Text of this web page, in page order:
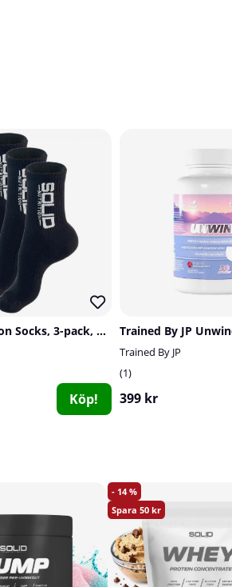
SOLID Nutrition Socks, 3-pack, Black
Köp!
Trained By JP
Trained By JP
1
399 kr
14
50